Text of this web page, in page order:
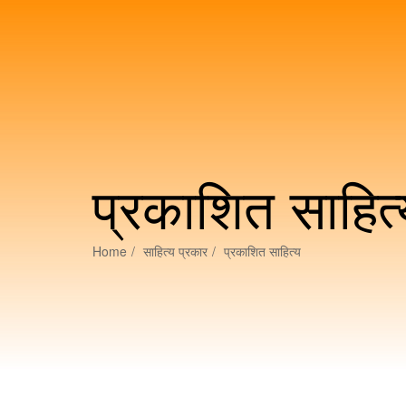
प्रकाशित
Home साहित्य प्रकार प्रकाशित साहित्य